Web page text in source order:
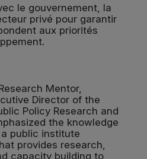
le gouvernement, la
privé pour garantir
aux priorités
Mentor,
Director of the
Policy Research and
the knowledge
a public institute
provides research,
capacity building to